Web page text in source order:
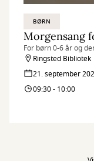
BØRN
Morgensang
For børn 0-6 år og
Ringsted Bibliotek
21. september
09:30 - 10:00